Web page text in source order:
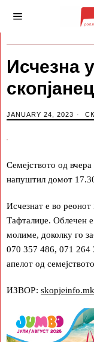
Исчезна
скопјанец
JANUARY 24, 2023
Семејството од
напуштил домот
Исчезнат е во
Тафталиџе. Облечен е
молиме, доколку го
070 357 486, 071 264
апелот од
ИЗВОР: skopjeinfo.mk